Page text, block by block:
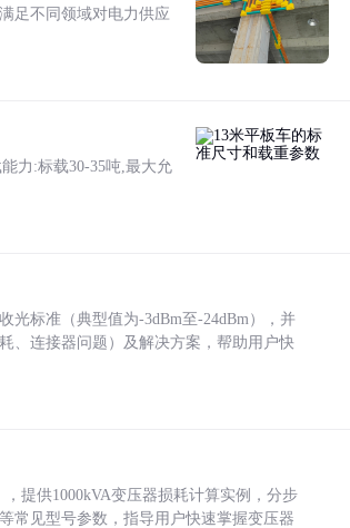
足不同领域对电力供应
力:标载30-35吨,最大允
光标准（典型值为-3dBm至-24dBm），并
、连接器问题）及解决方案，帮助用户快
提供1000kVA变压器损耗计算实例，分步
常见型号参数，指导用户快速掌握变压器